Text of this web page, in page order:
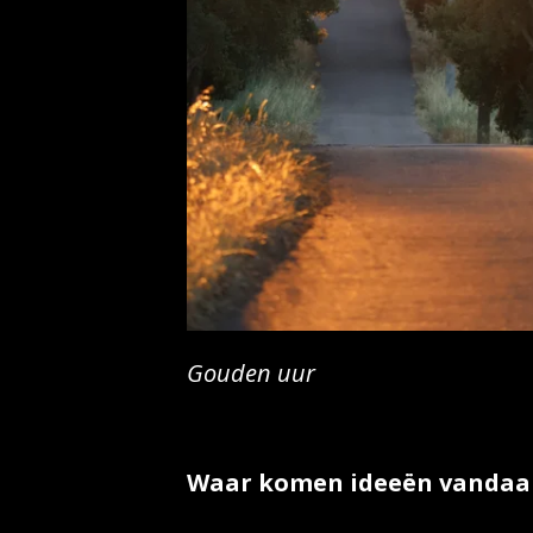
Gouden uur
Waar komen ideeën